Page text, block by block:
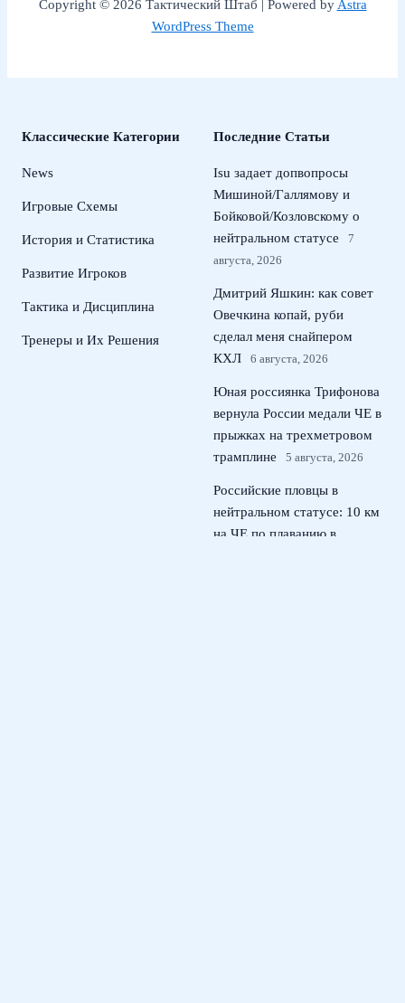
Copyright © 2026 Тактический Штаб | Powered byAstra
WordPress Theme
Классические Категории
News
Игровые Схемы
История и Статистика
Развитие Игроков
Тактика и Дисциплина
Тренеры и Их Решения
Последние Статьи
Isu задает допвопросы
Мишиной/Галлямову и
Бойковой/Козловскому о
нейтральном статусе
7
августа, 2026
Дмитрий Яшкин: как совет
Овечкина копай, руби
сделал меня снайпером
КХЛ
6 августа, 2026
Юная россиянка Трифонова
вернула России медали ЧЕ в
прыжках на трехметровом
трамплине
5 августа, 2026
Российские пловцы в
нейтральном статусе: 10 км
на ЧЕ по плаванию в